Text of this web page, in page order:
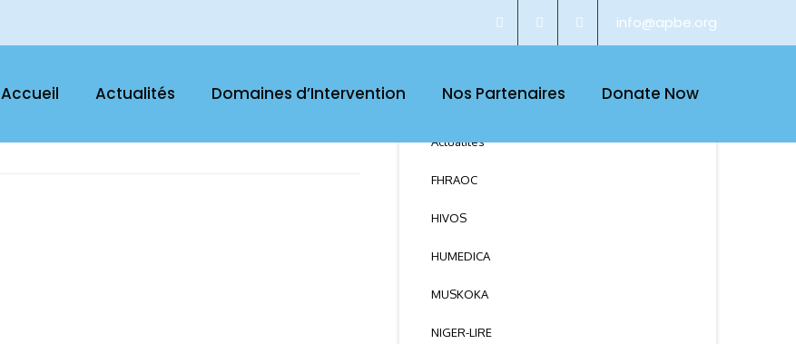
info@apbe.org
Accueil Actualités Domaines d’Intervention Nos Partenaires Donate Now
CATEGORY
Actualités
FHRAOC
HIVOS
HUMEDICA
MUSKOKA
NIGER-LIRE